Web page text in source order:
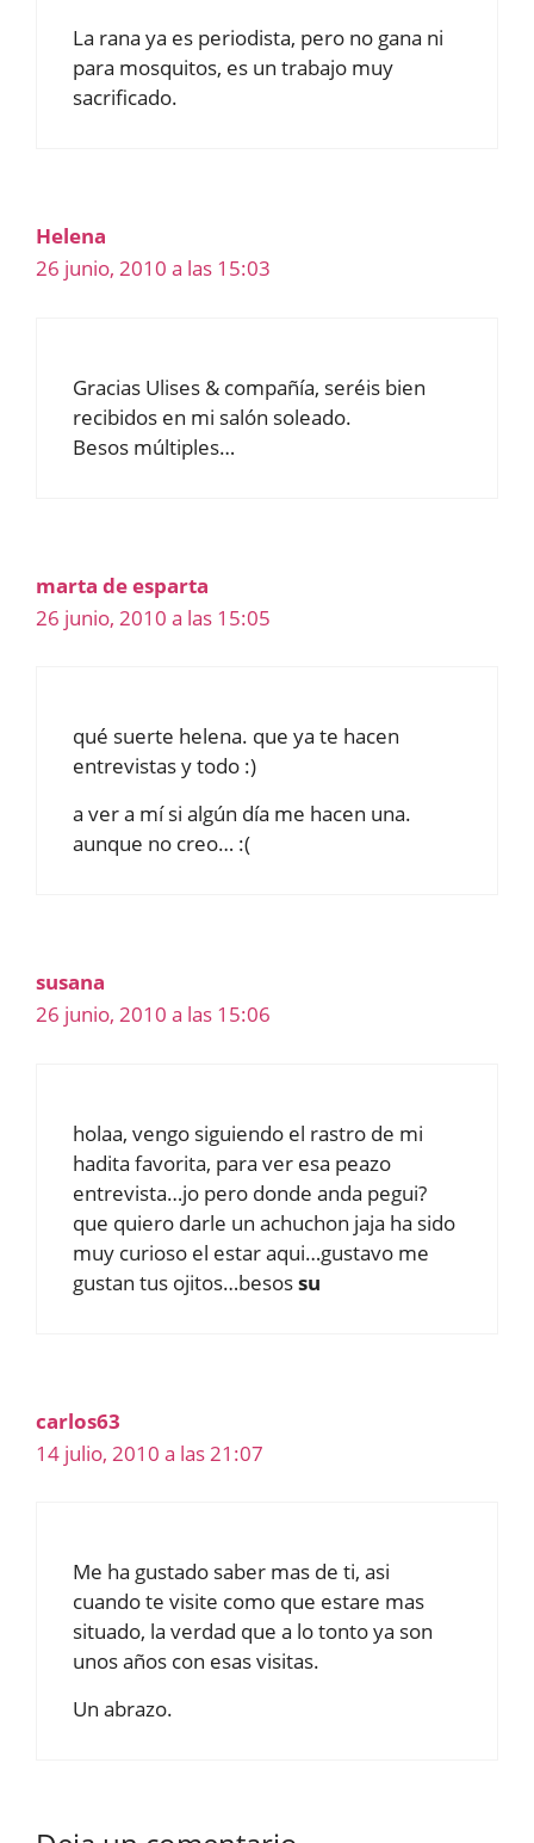
La rana ya es periodista, pero no gana ni
para mosquitos, es un trabajo muy
sacrificado.
Helena
26 junio, 2010 a las 15:03
Gracias Ulises & compañía, seréis bien
recibidos en mi salón soleado.
Besos múltiples…
marta de esparta
26 junio, 2010 a las 15:05
qué suerte helena. que ya te hacen
entrevistas y todo :)
a ver a mí si algún día me hacen una.
aunque no creo… :(
susana
26 junio, 2010 a las 15:06
holaa, vengo siguiendo el rastro de mi
hadita favorita, para ver esa peazo
entrevista…jo pero donde anda pegui?
que quiero darle un achuchon jaja ha sido
muy curioso el estar aqui…gustavo me
gustan tus ojitos…besossu
carlos63
14 julio, 2010 a las 21:07
Me ha gustado saber mas de ti, asi
cuando te visite como que estare mas
situado, la verdad que a lo tonto ya son
unos años con esas visitas.
Un abrazo.